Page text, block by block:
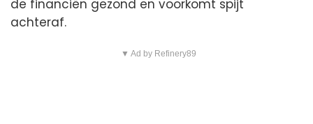
de financiën gezond en voorkomt spijt
achteraf.
▼ Ad by Refinery89